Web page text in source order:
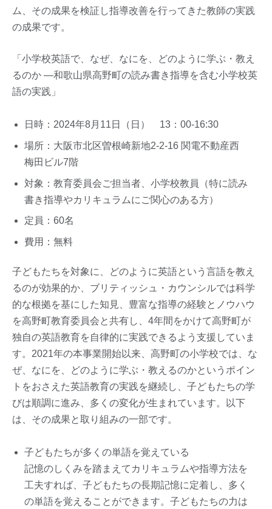
ム、その成果を検証し指導改善を行ってきた教師の実践
の成果です。
「小学校英語で、なぜ、なにを、どのように学ぶ・教え
るのか ―和歌山県高野町の読み書き指導を含む小学校英
語の実践」
日時：2024年8月11日（日） 13：00-16:30
場所：大阪市北区曽根崎新地2-2-16 関電不動産西
梅田ビル7階
対象：教育委員会ご担当者、小学校教員（特に読み
書き指導やカリキュラムにご関心のある方）
定員：60名
費用：無料
子どもたちを対象に、どのように英語という言語を教え
るのが効果的か、ブリティッシュ・カウンシルでは科学
的な根拠を基にした知見、豊富な指導の経験とノウハウ
を高野町教育委員会と共有し、4年間をかけて高野町が
独自の英語教育を自律的に実践できるよう支援していま
す。2021年の本事業開始以来、高野町の小学校では、な
ぜ、なにを、どのように学ぶ・教えるのかというポイン
トをおさえた英語教育の実践を継続し、子どもたちの学
びは順調に進み、多くの変化が生まれています。以下
は、その成果と取り組みの一部です。
子どもたちが多くの単語を覚えている
記憶のしくみを踏まえてカリキュラムや指導方法を
工夫すれば、子どもたちの長期記憶に定着し、多く
の単語を覚えることができます。子どもたちの力は